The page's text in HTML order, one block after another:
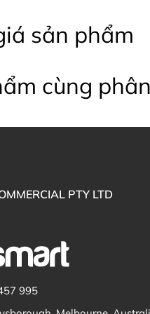
sản phẩm
cùng
PTY LTD
995